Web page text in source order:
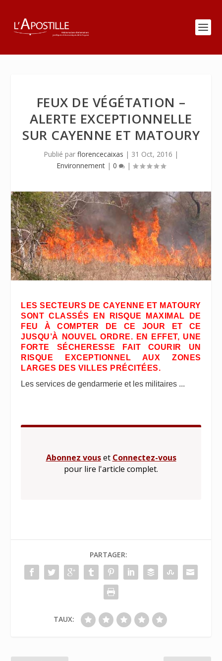
FEUX DE VÉGÉTATION –
ALERTE EXCEPTIONNELLE
SUR CAYENNE ET MATOURY
Publié par florencecaixas | 31 Oct, 2016 |
Environnement | 0 |
LES SECTEURS DE CAYENNE ET MATOURY
SONT CLASSÉS EN RISQUE MAXIMAL DE
FEU À COMPTER DE CE JOUR ET CE
JUSQU’À NOUVEL ORDRE. EN EFFET, UNE
FORTE SÉCHERESSE FAIT COURIR UN
RISQUE EXCEPTIONNEL AUX ZONES
LARGES DES VILLES PRÉCITÉES.
Les services de gendarmerie et les militaires ...
Abonnez vouset Connectez-vous
pour lire l'article complet.
PARTAGER:
TAUX: